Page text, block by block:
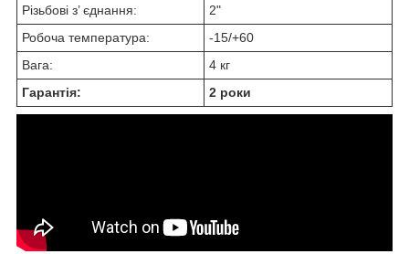
Різьбові з’ єднання:
2"
Робоча температура:
-15/+60
Вага:
4 кг
Гарантія:
2 роки